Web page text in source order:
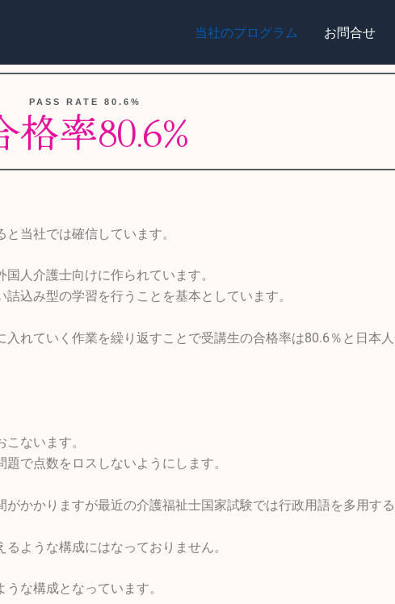
当社のプログラム お問合せ
PASS RATE 80.6%
格率80.6%
当社では確信しています。
人介護士向けに作られています。
込み型の学習を行うことを基本としています。
れていく作業を繰り返すことで受講生の合格率は80.6％と日本
ないます。
で点数をロスしないようにします。
かかりますが最近の介護福祉士国家試験では行政用語を多用する
ような構成にはなっておりません。
な構成となっています。